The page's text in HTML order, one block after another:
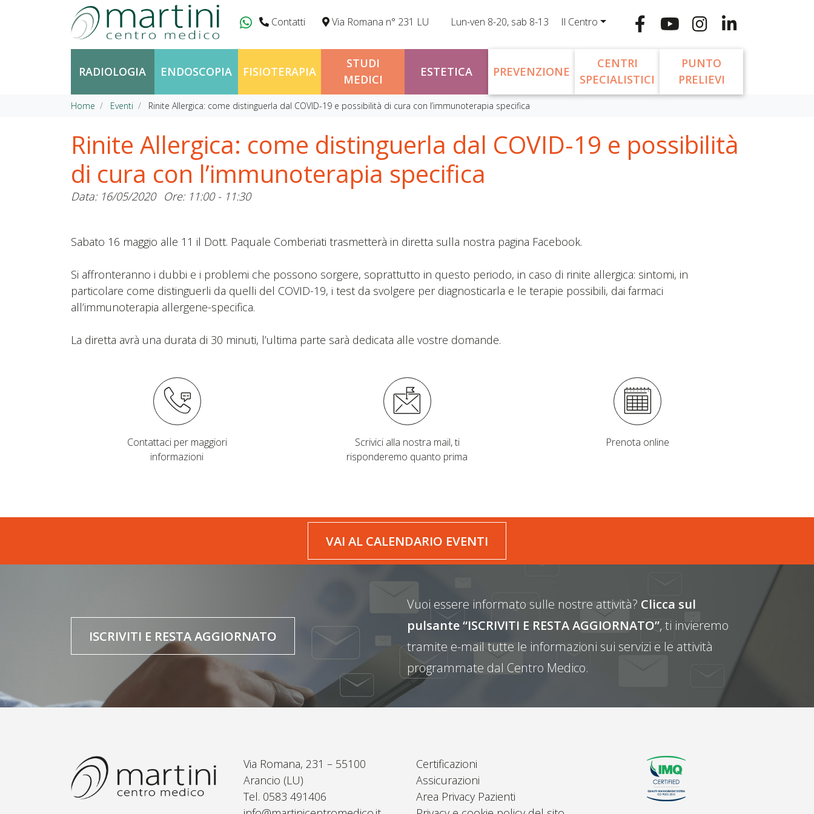
Vai al contenuto
Contatti Via Romana n° 231 LU Lun-ven 8-20, sab 8-13 Il Centro
RADIOLOGIA ENDOSCOPIA FISIOTERAPIA
STUDI
MEDICI
ESTETICA PREVENZIONE
CENTRI
SPECIALISTICI
PUNTO
PRELIEVI
Home Eventi Rinite Allergica: come distinguerla dal COVID-19 e possibilità di cura con l’immunoterapia specifica
Rinite Allergica: come distinguerla dal COVID-19 e possibilità
di cura con l’immunoterapia specifica
Data: 16/05/2020 Ore: 11:00 - 11:30
Sabato 16 maggio alle 11 il Dott. Paquale Comberiati trasmetterà in diretta sulla nostra pagina Facebook.
Si affronteranno i dubbi e i problemi che possono sorgere, soprattutto in questo periodo, in caso di rinite allergica: sintomi, in
particolare come distinguerli da quelli del COVID-19, i test da svolgere per diagnosticarla e le terapie possibili, dai farmaci
all’immunoterapia allergene-specifica.
La diretta avrà una durata di 30 minuti, l’ultima parte sarà dedicata alle vostre domande.
Contattaci per maggiori
informazioni
Scrivici alla nostra mail, ti
risponderemo quanto prima
Prenota online
VAI AL CALENDARIO EVENTI
ISCRIVITI E RESTA AGGIORNATO
Vuoi essere informato sulle nostre attività? Clicca sul
pulsante “ISCRIVITI E RESTA AGGIORNATO”, ti invieremo
tramite e-mail tutte le informazioni sui servizi e le attività
programmate dal Centro Medico.
Via Romana, 231 – 55100
Arancio (LU)
Tel. 0583 491406
Certificazioni
Assicurazioni
Area Privacy Pazienti